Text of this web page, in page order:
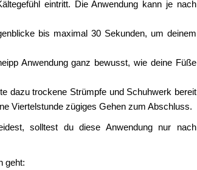
eintritt. Die Anwendung kann je nach
bis maximal 30 Sekunden, um deinem
Anwendung ganz bewusst, wie deine Füße
dazu trockene Strümpfe und Schuhwerk bereit
Viertelstunde zügiges Gehen zum Abschluss.
solltest du diese Anwendung nur nach
geht: